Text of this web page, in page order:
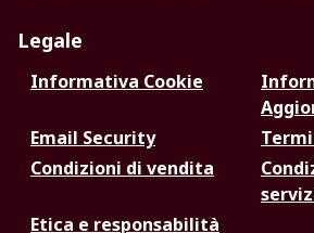
Legale
Informativa Cookie
Email Security
Condizioni di vendita
Etica e responsabilità